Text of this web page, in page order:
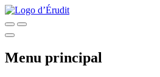
Menu principal